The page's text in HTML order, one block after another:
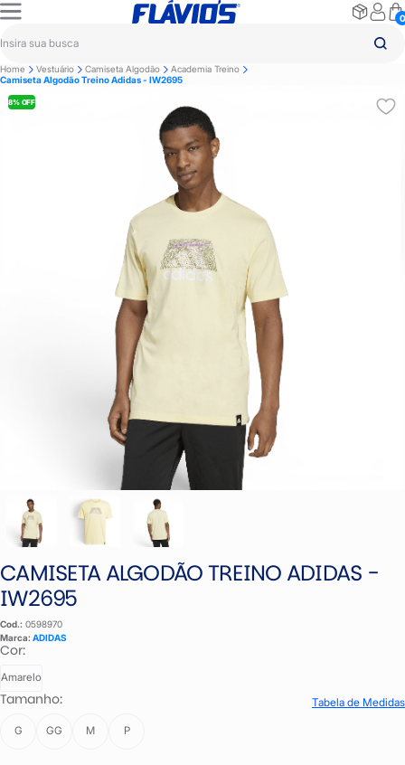
0
Home Vestuário Camiseta Algodão
Academia Treino
Camiseta Algodão Treino Adidas - IW2695
8% OFF
CAMISETA ALGODÃO TREINO ADIDAS -
IW2695
Cod.: 0598970
Marca: ADIDAS
Cor:
Amarelo
Tamanho: Tabela de Medidas
G GG M P